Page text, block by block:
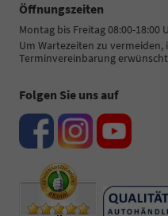
Öffnungszeiten
Montag bis Freitag 08:00-18:00
Um Wartezeiten zu vermeiden,
Terminvereinbarung
Folgen Sie uns auf